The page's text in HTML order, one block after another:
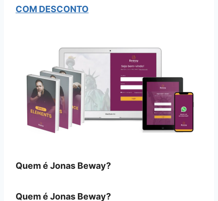
COM DESCONTO
Quem é Jonas Beway?
Quem é Jonas Beway?